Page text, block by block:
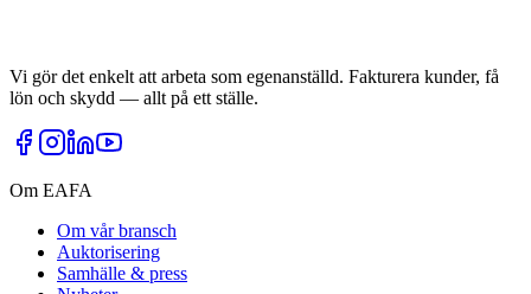
Vi gör det enkelt att arbeta som egenanställd. Fakturera kunder, få
lön och skydd — allt på ett ställe.
Om EAFA
Om vår bransch
Auktorisering
Samhälle & press